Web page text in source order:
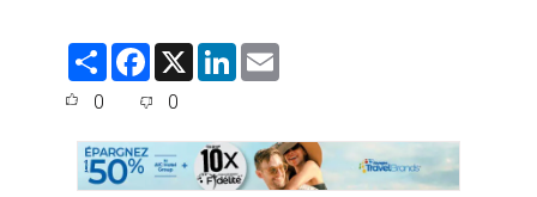
S
F
e
o
o
k
X
L
d
I
n
0 0